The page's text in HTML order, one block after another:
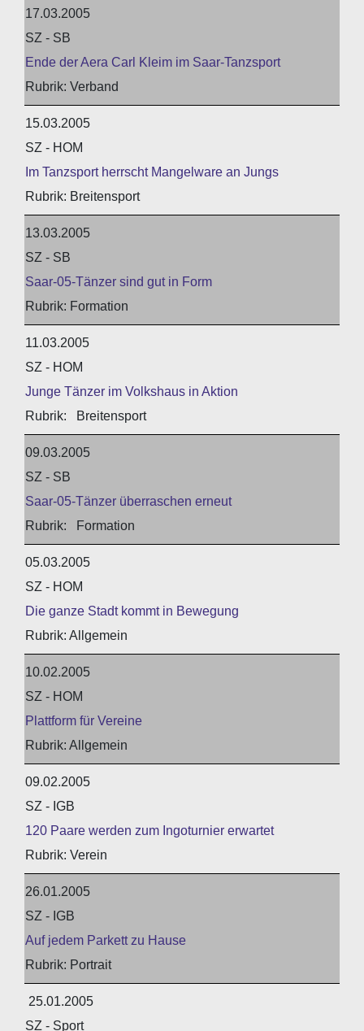
17.03.2005
SZ - SB
Ende der Aera Carl Kleim im Saar-Tanzsport
Verband
15.03.2005
SZ - HOM
Im Tanzsport herrscht Mangelware an Jungs
Breitensport
13.03.2005
SZ - SB
Saar-05-Tänzer sind gut in Form
Formation
11.03.2005
SZ - HOM
Junge Tänzer im Volkshaus in Aktion
Breitensport
09.03.2005
SZ - SB
Saar-05-Tänzer überraschen erneut
Formation
05.03.2005
SZ - HOM
Die ganze Stadt kommt in Bewegung
Allgemein
10.02.2005
SZ - HOM
Plattform für Vereine
Allgemein
09.02.2005
SZ - IGB
120 Paare werden zum Ingoturnier erwartet
Verein
26.01.2005
SZ - IGB
Auf jedem Parkett zu Hause
Portrait
25.01.2005
SZ - Sport